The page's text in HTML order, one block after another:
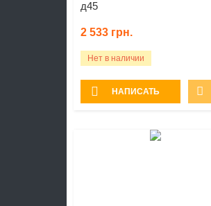
д45
2 533 грн.
Нет в наличии
НАПИСАТЬ